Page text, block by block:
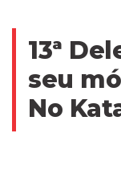
13ª
seu
No